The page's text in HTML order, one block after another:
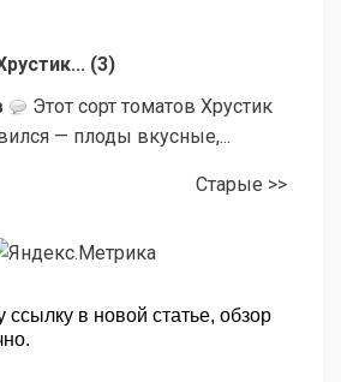
(3)
Этот сорт томатов Хрустик
— плоды вкусные,...
Старые >>
в новой статье, обзор